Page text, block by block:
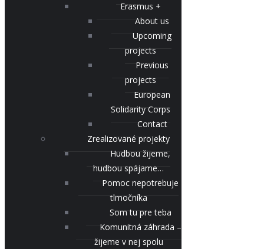
Erasmus +
About us
Upcoming
projects
Previous
projects
European
Solidarity Corps
Contact
Zrealizované projekty
Hudbou žijeme,
hudbou spájame…
Pomoc nepotrebuje
tlmočníka
Som tu pre teba
Komunitná záhrada –
žijeme v nej spolu